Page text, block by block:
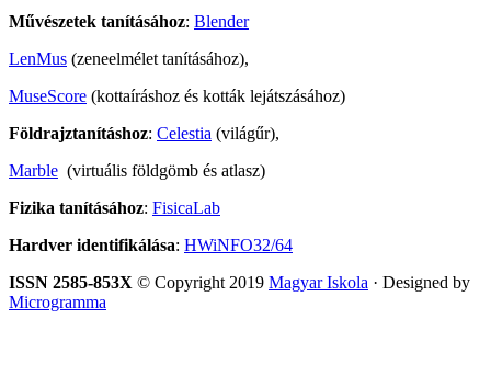
Művészetek tanításához: Blender
LenMus (zeneelmélet tanításához),
MuseScore (kottaíráshoz és kották lejátszásához)
Földrajztanításhoz: Celestia (világűr),
Marble (virtuális földgömb és atlasz)
Fizika tanításához: FisicaLab
Hardver identifikálása: HWiNFO32/64
ISSN 2585-853X © Copyright 2019 Magyar Iskola · Designed by
Microgramma